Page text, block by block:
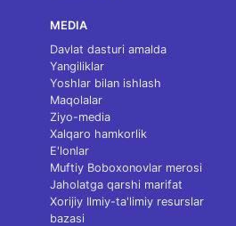
MEDIA
Davlat dasturi amalda
Yangiliklar
Yoshlar bilan ishlash
Maqolalar
Ziyo-media
Xalqaro hamkorlik
E'lonlar
Muftiy Boboxonovlar merosi
Jaholatga qarshi marifat
Xorijiy Ilmiy-ta'limiy resurslar
bazasi